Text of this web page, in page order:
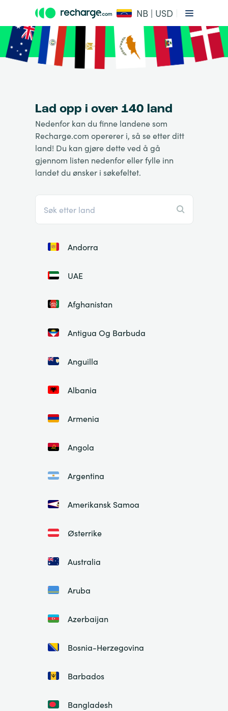
NB | USD
Lad opp i over 140 land
Nedenfor kan du finne landene som
Recharge.com opererer i, så se etter ditt
land! Du kan gjøre dette ved å gå
gjennom listen nedenfor eller fylle inn
landet du ønsker i søkefeltet.
Andorra
UAE
Afghanistan
Antigua Og Barbuda
Anguilla
Albania
Armenia
Angola
Argentina
Amerikansk Samoa
Østerrike
Australia
Aruba
Azerbaijan
Bosnia-Herzegovina
Barbados
Bangladesh